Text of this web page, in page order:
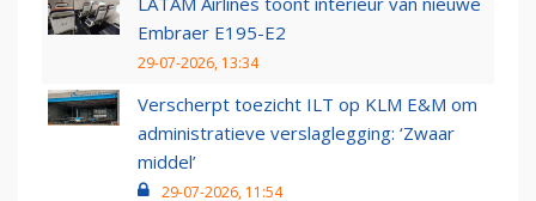
Embraer E195-E2
29-07-2026, 13:34
Verscherpt toezicht ILT op KLM E&M om
administratieve verslaglegging: ‘Zwaar
middel’
29-07-2026, 11:54